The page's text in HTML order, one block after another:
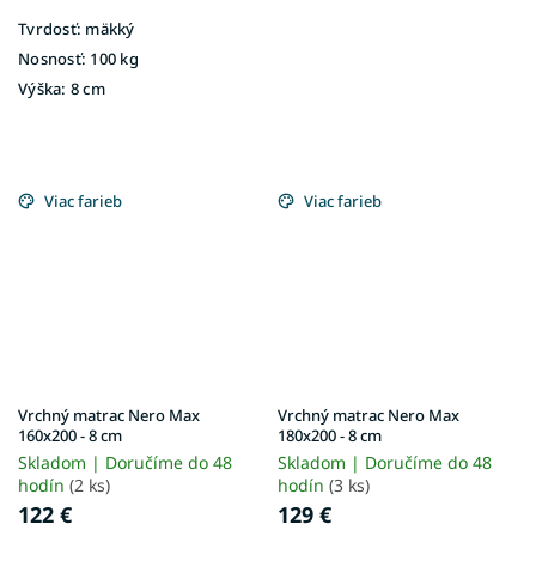
Tvrdosť: mäkký
Nosnosť: 100 kg
Výška: 8 cm
Viac farieb
Vrchný matrac Nero Max
160x200 - 8 cm
Skladom | Doručíme do 48
hodín (2 ks)
122 €
Viac farieb
Vrchný matrac Nero Max
180x200 - 8 cm
Skladom | Doručíme do 48
hodín (3 ks)
129 €